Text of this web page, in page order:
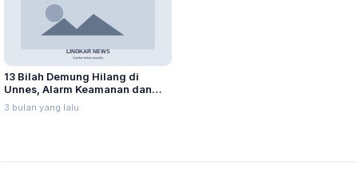
13 Bilah Demung Hilang di
Unnes, Alarm Keamanan dan
Ancaman bagi Pembelajaran
Budaya
3 bulan yang lalu